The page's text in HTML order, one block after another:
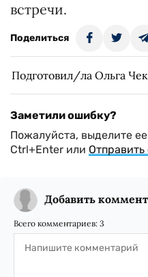
встречи.
Поделиться
Подготовил/ла Ольга
Заметили ошибку?
Пожалуйста, выделите
Ctrl+Enter или
Добавить
Всего комментариев: 3